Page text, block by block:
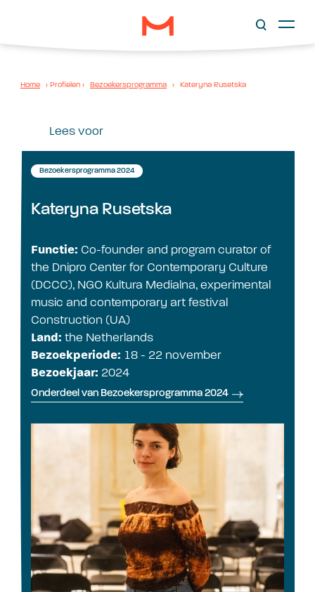
Home › Profielen › Bezoekersprogramma › Kateryna Rusetska
Lees voor
Bezoekersprogramma 2024
Kateryna Rusetska
Functie: Co-founder and program curator of
the Dnipro Center for Contemporary Culture
(DCCC), NGO Kultura Medialna, experimental
music and contemporary art festival
Construction (UA)
Land: the Netherlands
Bezoekperiode: 18 - 22 november
Bezoekjaar: 2024
Onderdeel van Bezoekersprogramma 2024